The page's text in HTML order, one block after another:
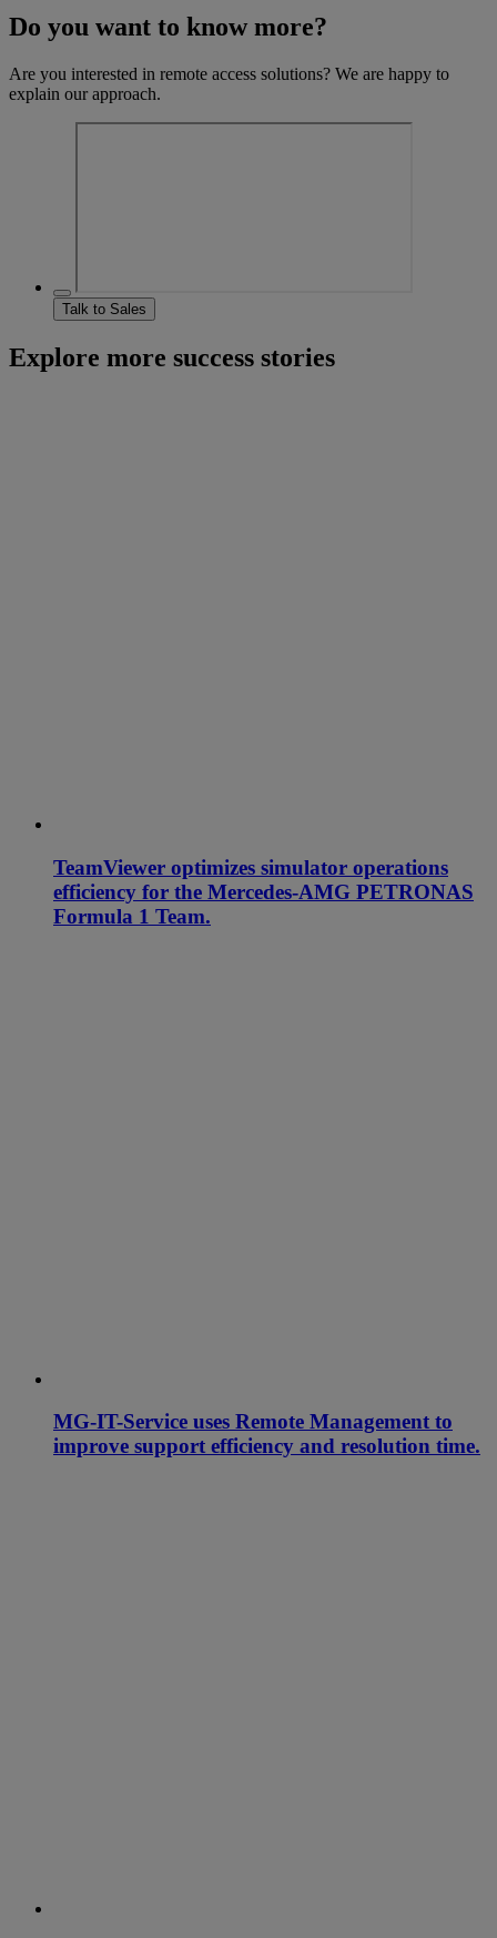
Do you want to know more?
Are you interested in remote access solutions? We are happy to
explain our approach.
Talk to Sales
Explore more success stories
TeamViewer optimizes simulator operations
efficiency for the Mercedes-AMG PETRONAS
Formula 1 Team.
MG-IT-Service uses Remote Management to
improve support efficiency and resolution time.